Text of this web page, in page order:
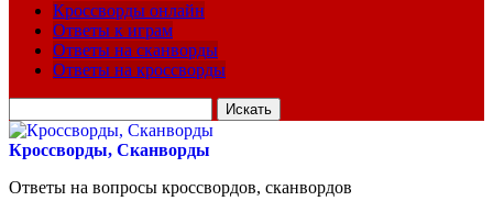
Кроссворды онлайн
Ответы к играм
Ответы на сканворды
Ответы на кроссворды
для:
Кроссворды, Сканворды
Ответы на вопросы кроссвордов, сканвордов